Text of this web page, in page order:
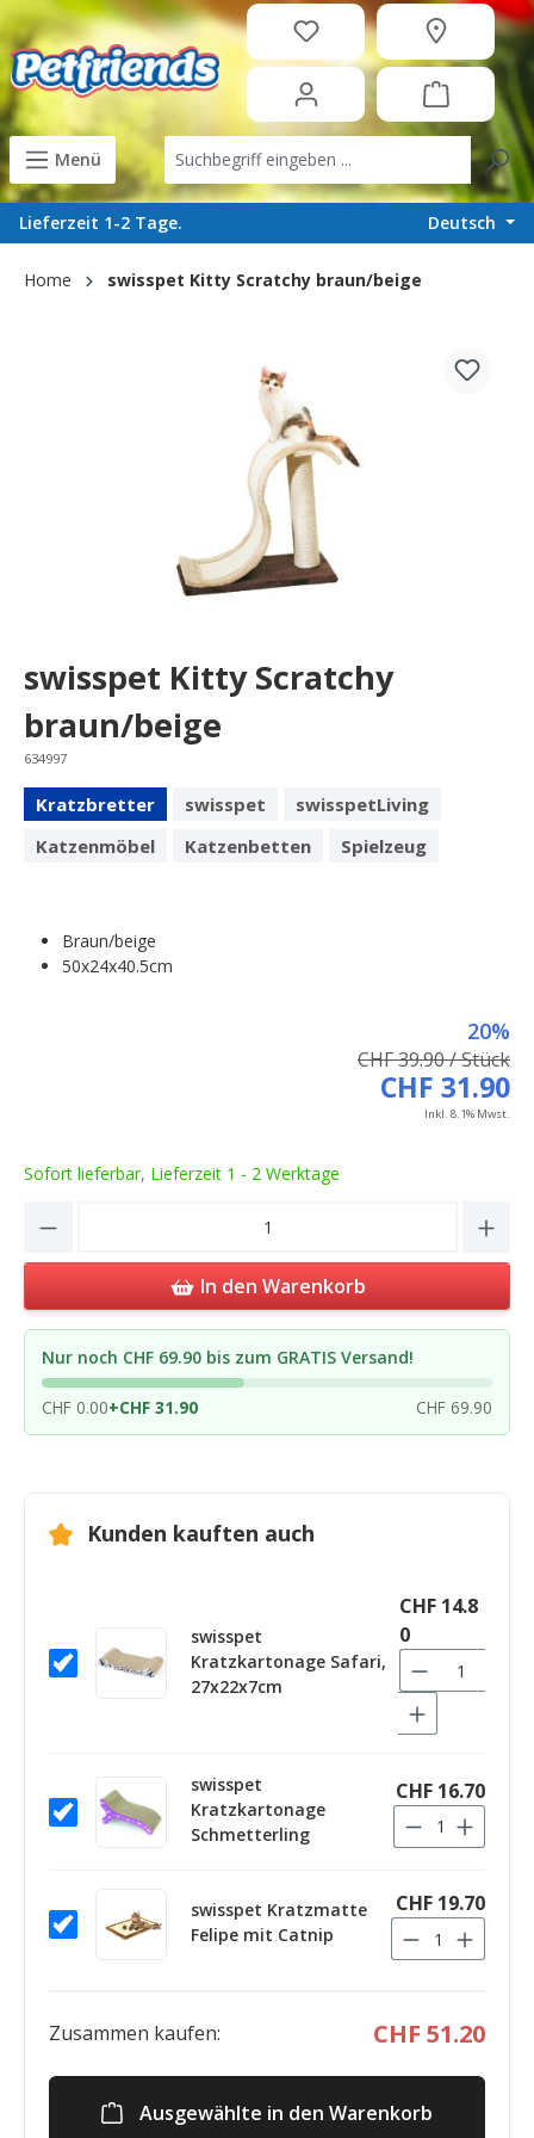
content
Menü
Lieferzeit 1-2 Tage. Deutsch
Home swisspet Kitty Scratchy braun/beige
swisspet Kitty Scratchy
braun/beige
634997
Kratzbretter swisspet
swisspetLiving
Katzenmöbel
Katzenbetten Spielzeug
Braun/beige
50x24x40.5cm
20%
CHF 39.90 / Stück
CHF 31.90
Inkl. 8.1% Mwst.
Sofort lieferbar, Lieferzeit 1 - 2 Werktage
Product Quantity: Enter the desired
In den Warenkorb
Nur noch CHF 69.90 bis zum GRATIS Versand!
CHF 0.00+CHF 31.90 CHF 69.90
Kunden kauften auch
swisspet
Kratzkartonage Safari,
27x22x7cm
CHF 14.8
0
swisspet
Kratzkartonage
Schmetterling
CHF 16.70
swisspet Kratzmatte
Felipe mit Catnip
CHF 19.70
Zusammen kaufen: CHF 51.20
Ausgewählte in den Warenkorb